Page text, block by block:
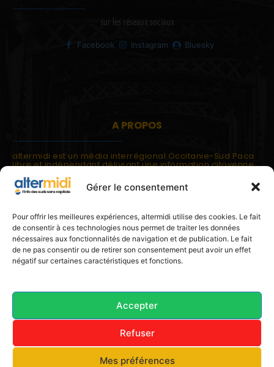
Gérer le consentement
Pour offrir les meilleures expériences, altermidi utilise des cookies. Le fait
de consentir à ces technologies nous permet de traiter les données
nécessaires aux fonctionnalités de navigation et de publication. Le fait
de ne pas consentir ou de retirer son consentement peut avoir un effet
négatif sur certaines caractéristiques et fonctions.
Accepter
Refuser
Mes préférences
sur les réseaux sociaux
Facebook Instagram Bluesky
A PROPOS
altermidi est un média interrégional Occitanie-Sud Paca
libre et indépendant délivrant une information citoyenne
altermidi est ouvert sur les suds, la méditerranée,
l'europe.
altermidi aborde des thématiques globales évaluées à
partir des constats de terrain ou d'analyses à l'échelon
local.
altermidi c'est l'information capitale, sans capitale.
© 2025 altermidi.org - Les amis d'altermidi